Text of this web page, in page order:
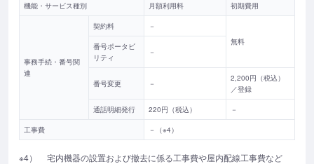
機能・サービス種別 月額利用料 初期費用
事務手続・番号関
連
契約料
－
無料
番号ポータビ
リティ
－
番号変更 －
2,200円（税込）
／登録
通話明細発行 220円（税込） －
工事費 －（※4）
※4）
宅内機器の設置および撤去に係る工事費や屋内配線工事費など